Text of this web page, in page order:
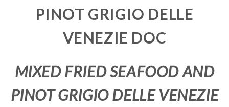
PINOT GRIGIO DELLE
VENEZIE DOC
MIXED FRIED SEAFOOD AND
PINOT GRIGIO DELLE VENEZIE